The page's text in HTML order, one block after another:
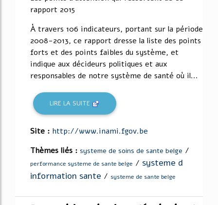
rapport 2015
À travers 106 indicateurs, portant sur la période
2008-2013, ce rapport dresse la liste des points
forts et des points faibles du système, et
indique aux décideurs politiques et aux
responsables de notre système de santé où il...
LIRE LA SUITE
Site : http://www.inami.fgov.be
Thèmes liés : systeme de soins de sante belge /
performance systeme de sante belge / systeme d
information sante / systeme de sante belge